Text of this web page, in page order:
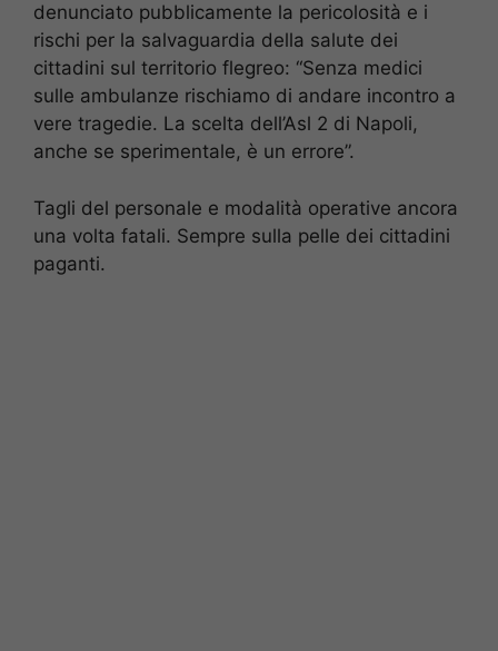
denunciato pubblicamente la pericolosità e i
rischi per la salvaguardia della salute dei
cittadini sul territorio flegreo: “Senza medici
sulle ambulanze rischiamo di andare incontro a
vere tragedie. La scelta dell’Asl 2 di Napoli,
anche se sperimentale, è un errore”.
Tagli del personale e modalità operative ancora
una volta fatali. Sempre sulla pelle dei cittadini
paganti.